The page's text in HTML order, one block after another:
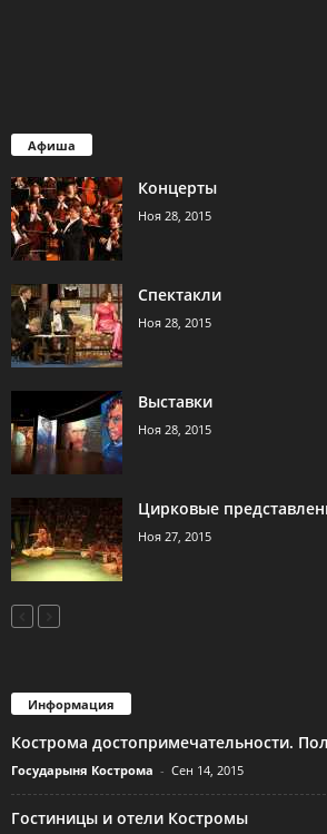
Афиша
Концерты
Ноя 28, 2015
Спектакли
Ноя 28, 2015
Выставки
Ноя 28, 2015
Цирковые
Ноя 27, 2015
Информация
Кострома достопримечательности.
Государыня Кострома - Сен 14, 2015
Гостиницы и отели Костромы